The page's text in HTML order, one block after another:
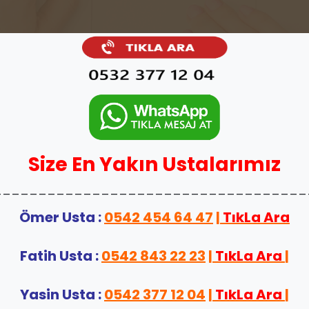
Size En Yakın Ustalarımız
Ömer Usta :0542 454 64 47 | TıkLa Ara
Fatih Usta :0542 843 22 23 | TıkLa Ara |
Yasin Usta :0542 377 12 04 | TıkLa Ara |